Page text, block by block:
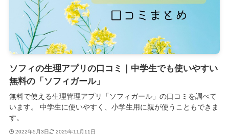
ソフィの生理アプリの口コミ｜中学生でも使いやすい
無料の「ソフィガール」
無料で使える生理管理アプリ「ソフィガール」の口コミを調べて
います。 中学生に使いやすく、小学生用に親が使うこともできま
す。
2022年5月3日 2025年11月11日